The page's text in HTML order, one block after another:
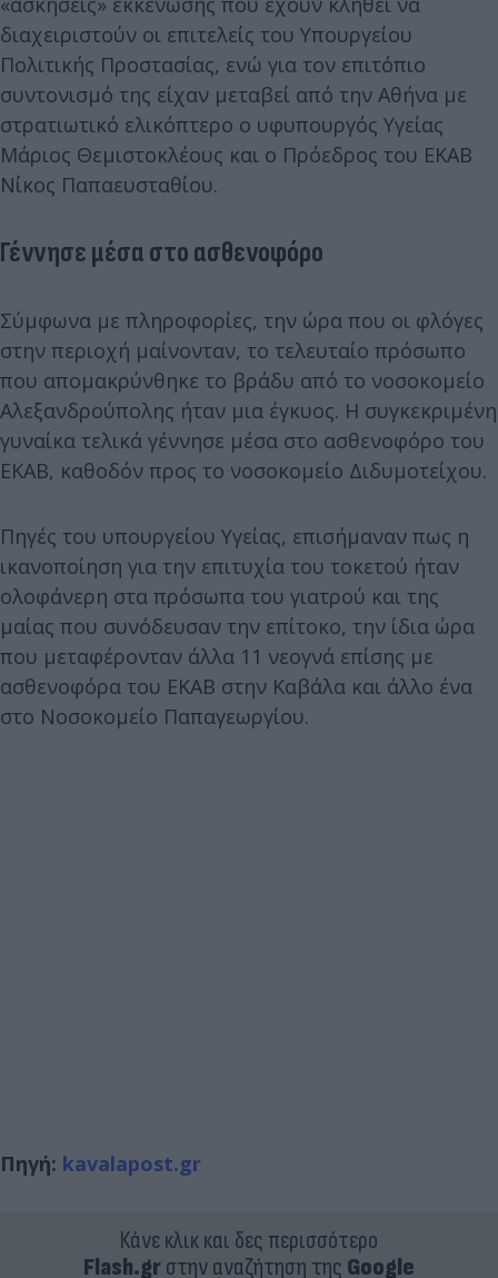
διαχειριστούν οι επιτελείς του Υπουργείου
Πολιτικής Προστασίας, ενώ για τον επιτόπιο
συντονισμό της είχαν μεταβεί από την Αθήνα με
στρατιωτικό ελικόπτερο ο υφυπουργός Υγείας
Μάριος Θεμιστοκλέους και ο Πρόεδρος του ΕΚΑΒ
Νίκος Παπαευσταθίου.
Γέννησε μέσα στο ασθενοφόρο
Σύμφωνα με πληροφορίες, την ώρα που οι φλόγες
στην περιοχή μαίνονταν, το τελευταίο πρόσωπο
που απομακρύνθηκε το βράδυ από το νοσοκομείο
Αλεξανδρούπολης ήταν μια έγκυος. Η συγκεκριμένη
γυναίκα τελικά γέννησε μέσα στο ασθενοφόρο του
ΕΚΑΒ, καθοδόν προς το νοσοκομείο Διδυμοτείχου.
Πηγές του υπουργείου Υγείας, επισήμαναν πως η
ικανοποίηση για την επιτυχία του τοκετού ήταν
ολοφάνερη στα πρόσωπα του γιατρού και της
μαίας που συνόδευσαν την επίτοκο, την ίδια ώρα
που μεταφέρονταν άλλα 11 νεογνά επίσης με
ασθενοφόρα του ΕΚΑΒ στην Καβάλα και άλλο ένα
στο Νοσοκομείο Παπαγεωργίου.
Πηγή: kavalapost.gr
Κάνε κλικ και δες περισσότερο
Flash.grστην αναζήτηση της Google